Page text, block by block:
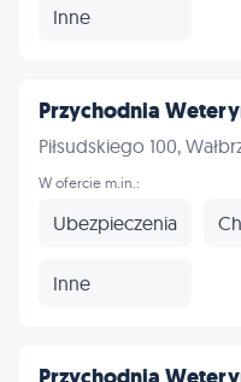
Inne
Przychodnia
Piłsudskiego 100,
W ofercie m.in.:
Ubezpieczenia
Inne